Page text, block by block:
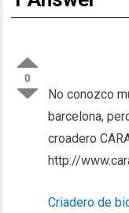
0
No conozco
barcelona,
croadero
http://
Criadero de